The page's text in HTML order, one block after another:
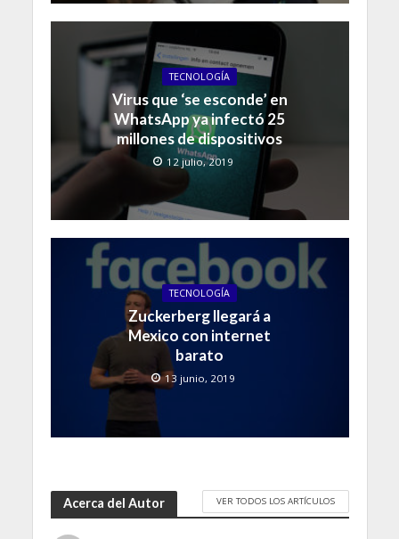
TECNOLOGÍA
Virus que ‘se esconde’ en
WhatsApp ya infectó 25
millones de dispositivos
12 julio, 2019
TECNOLOGÍA
Zuckerberg llegará a
Mexico con internet
barato
13 junio, 2019
Acerca del Autor VER TODOS LOS ARTÍCULOS